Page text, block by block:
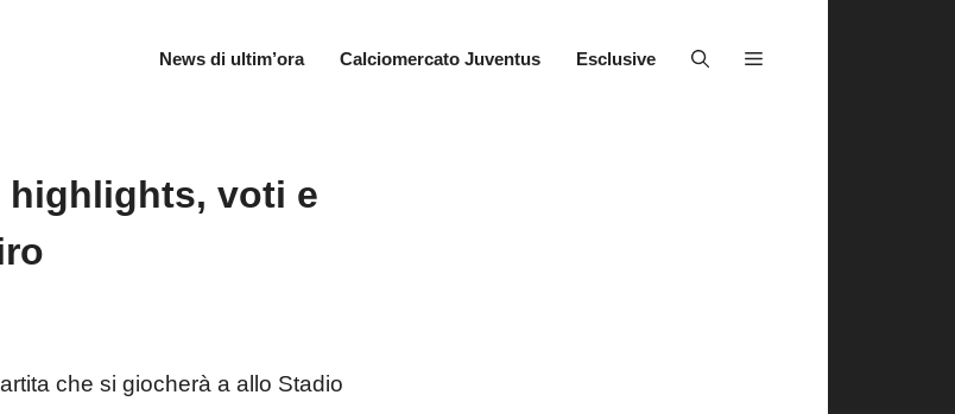
News di ultim’ora Calciomercato Juventus Esclusive
highlights, voti e
che si giocherà a allo Stadio